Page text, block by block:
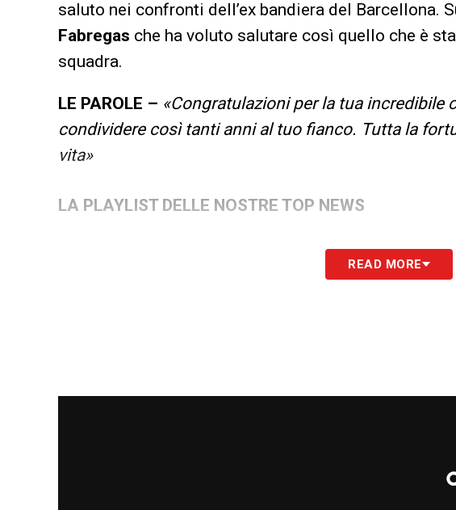
saluto nei confronti dell’ex bandiera del Barcellona.
Fabregas che ha voluto salutare così quello che è
squadra.
LE PAROLE – «Congratulazioni per la tua incredibile
condividere così tanti anni al tuo fianco. Tutta la
vita»
LA PLAYLIST DELLE NOSTRE TOP NEWS
READ MORE